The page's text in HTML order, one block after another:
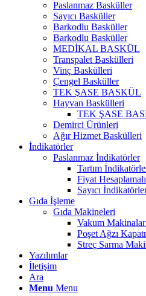
Paslanmaz Basküller
Sayıcı Basküller
Barkodlu Basküller
Barkodlu Basküller
MEDİKAL BASKÜL
Transpalet Baskülleri
Vinç Baskülleri
Çengel Basküller
TEK ŞASE BASKÜL
Hayvan Baskülleri
TEK ŞASE
Demirci Ürünleri
Ağır Hizmet Baskülleri
İndikatörler
Paslanmaz İndikatörler
Tartım
Fiyat
Sayıcı
Gıda İşleme
Gıda Makineleri
Vakum
Poşet Ağzı
Streç Sarma
Yazılımlar
İletişim
Ara
Menu Menu